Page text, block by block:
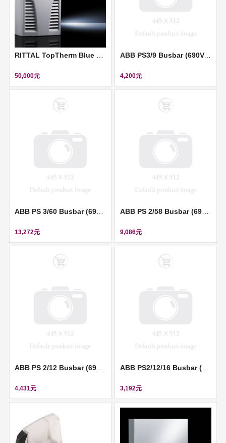
50,000元
ABB PS3/9 Busbar (690V, 63A) ll 2CDL231001R1009
4,200元
13,272元 9,086元
4,431元 3,192元